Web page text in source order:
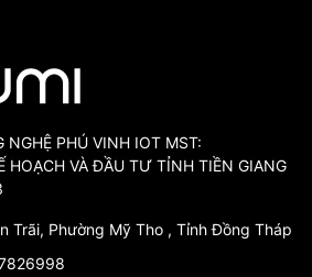
PHÚ VINH IOT MST:
HOẠCH VÀ ĐẦU TƯ TỈNH TIỀN GIANG
Trãi, Phường Mỹ Tho , Tỉnh Đồng Tháp